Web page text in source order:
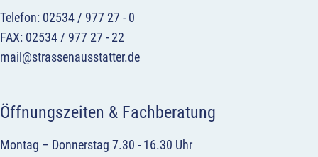
Telefon: 02534 / 977 27 - 0
FAX: 02534 / 977 27 - 22
mail@strassenausstatter.de
Öffnungszeiten & Fachberatung
Montag – Donnerstag 7.30 - 16.30 Uhr